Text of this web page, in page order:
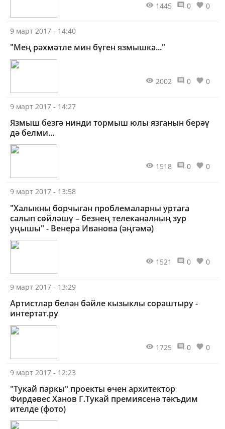
1445 0 0
9 март 2017 - 14:40
"Мең рәхмәтле мин бүген язмышка..."
2002 0 0
9 март 2017 - 14:27
Язмыш безгә нинди тормыш юлы язганын берәү
дә белми...
1518 0 0
9 март 2017 - 13:58
"Халыкны борчыган проблемаларны уртага
салып сөйләшү – безнең телеканалның зур
уңышы" - Венера Иванова (әңгәмә)
1521 0 0
9 март 2017 - 13:29
Артистлар белән бәйле кызыклы сораштыру -
интертат.ру
1725 0 0
9 март 2017 - 12:23
"Тукай паркы" проекты өчен архитектор
Фирдәвес Ханов Г.Тукай премиясенә тәкъдим
ителде (фото)